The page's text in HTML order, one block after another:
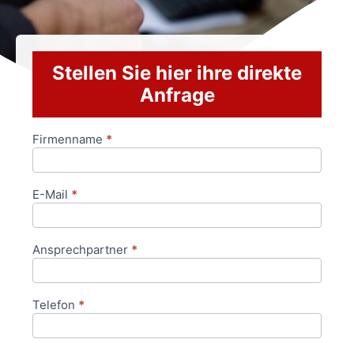
Stellen Sie hier ihre direkte
Anfrage
Anfrageformular
Firmenname *
E-Mail *
Ansprechpartner *
Telefon *